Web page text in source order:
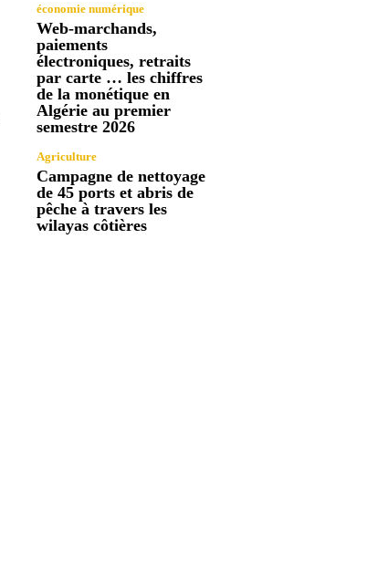
économie numérique
Web-marchands,
paiements
électroniques, retraits
par carte … les chiffres
de la monétique en
Algérie au premier
semestre 2026
Agriculture
Campagne de nettoyage
de 45 ports et abris de
pêche à travers les
wilayas côtières